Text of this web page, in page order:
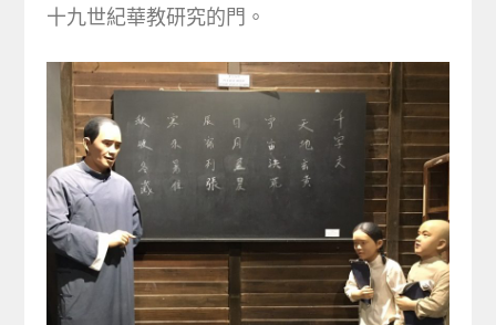
十九世紀華教研究的門。